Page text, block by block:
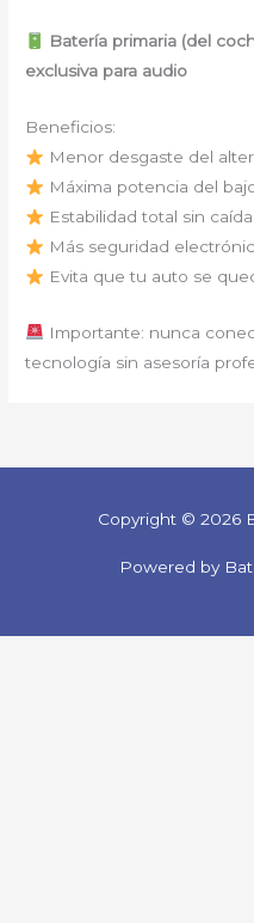
Batería primaria (del
exclusiva para audio
Beneficios:
Menor desgaste del
Máxima potencia del
Estabilidad total sin
Más seguridad
Evita que tu auto se
Importante: nunca
tecnología sin asesoría
Copyright © 2026
Powered by